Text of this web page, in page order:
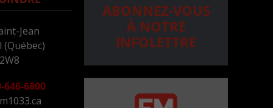
Jean
646-6800
ABONNEZ-VOUS
À NOTRE
INFOLETTRE